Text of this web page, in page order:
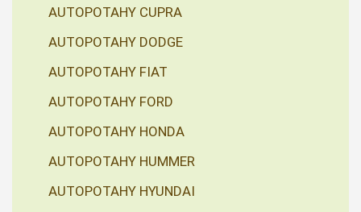
AUTOPOTAHY CUPRA
AUTOPOTAHY DODGE
AUTOPOTAHY FIAT
AUTOPOTAHY FORD
AUTOPOTAHY HONDA
AUTOPOTAHY HUMMER
AUTOPOTAHY HYUNDAI